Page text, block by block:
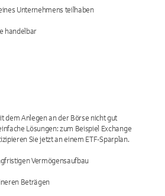
Unternehmens teilhaben
handelbar
dem Anlegen an der Börse nicht gut
Lösungen: zum Beispiel Exchange
Sie jetzt an einem ETF-Sparplan.
Vermögensaufbau
Beträgen